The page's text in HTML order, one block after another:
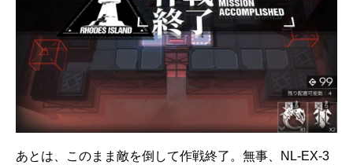
あとは、このまま敵を倒して作戦終了。無事、NL-EX-3